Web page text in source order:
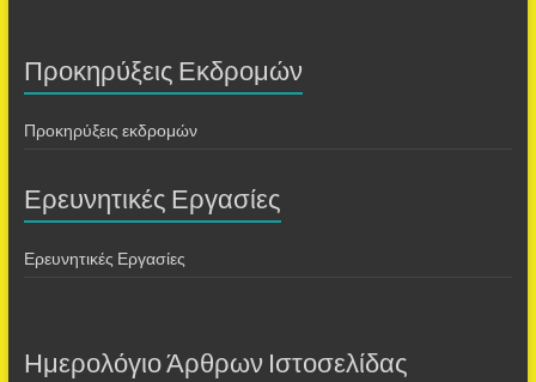
Προκηρύξεις Εκδρομών
Προκηρύξεις εκδρομών
Ερευνητικές Εργασίες
Ερευνητικές Εργασίες
Ημερολόγιο Άρθρων Ιστοσελίδας